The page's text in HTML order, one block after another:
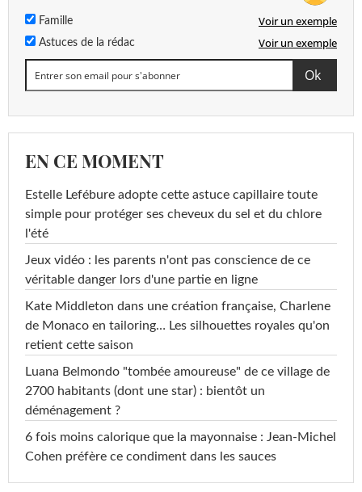
Famille Voir un exemple
Astuces de la rédac Voir un exemple
EN CE MOMENT
Estelle Lefébure adopte cette astuce capillaire toute
simple pour protéger ses cheveux du sel et du chlore
l'été
Jeux vidéo : les parents n'ont pas conscience de ce
véritable danger lors d'une partie en ligne
Kate Middleton dans une création française, Charlene
de Monaco en tailoring… Les silhouettes royales qu'on
retient cette saison
Luana Belmondo "tombée amoureuse" de ce village de
2700 habitants (dont une star) : bientôt un
déménagement ?
6 fois moins calorique que la mayonnaise : Jean-Michel
Cohen préfère ce condiment dans les sauces